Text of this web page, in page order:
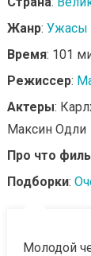
Жанр: Ужасы
Время: 101
Режиссер:
Актеры:
Максин Одли
Про что
Подборки:
Молодой